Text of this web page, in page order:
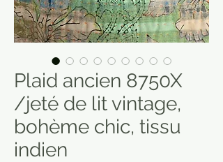
Plaid ancien 8750X
/jeté de lit vintage,
bohème chic, tissu
indien